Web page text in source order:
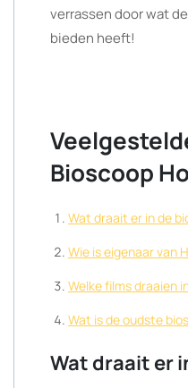
verrassen door wat
bieden heeft!
Bioscoop
Wat draait er in de
Wie is eigenaar van
Welke films draaien
Wat is de oudste
Wat draait er